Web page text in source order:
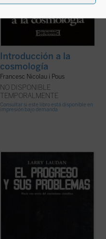
Introducción a la
cosmología
Francesc Nicolau i Pous
NO DISPONIBLE
TEMPORALMENTE
Consultar si este libro está disponible en
impresión bajo demanda
mismo del pensamiento de hoy. Es el
centro de muchos debates, incluso en
campos que parecerían insólitamente
alejados de ella.